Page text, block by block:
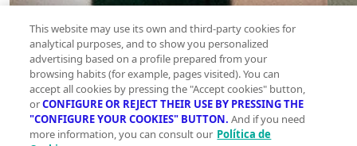
This website may use its own and third-party cookies for
analytical purposes, and to show you personalized
advertising based on a profile prepared from your
browsing habits (for example, pages visited). You can
accept all cookies by pressing the "Accept cookies" button,
orCONFIGURE OR REJECT THEIR USE BY PRESSING THE
"CONFIGURE YOUR COOKIES" BUTTON. And if you need
more information, you can consult our Política de